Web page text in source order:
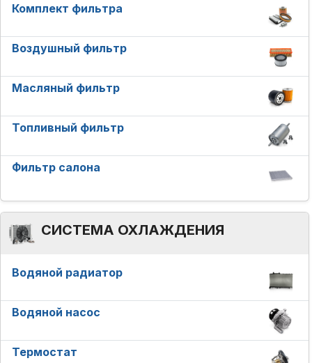
Комплект фильтра
Воздушный фильтр
Масляный фильтр
Топливный фильтр
Фильтр салона
СИСТЕМА ОХЛАЖДЕНИЯ
Водяной радиатор
Водяной насос
Термостат